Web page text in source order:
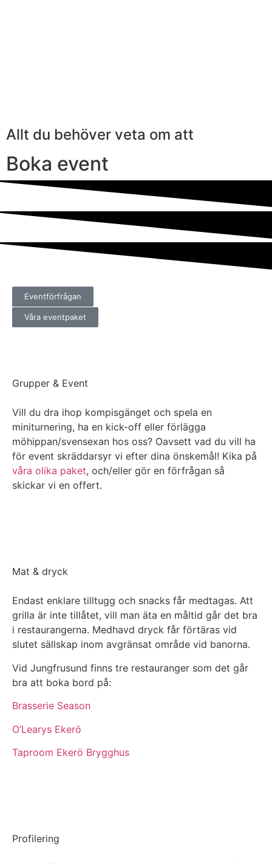
Allt du behöver veta om att
Boka event
Eventförfrågan
Våra eventpaket
Grupper & Event
Vill du dra ihop kompisgänget och spela en
miniturnering, ha en kick-off eller förlägga
möhippan/svensexan hos oss? Oavsett vad du vill ha
för event skräddarsyr vi efter dina önskemål! Kika på
våra olika paket, och/eller gör en förfrågan så
skickar vi en offert.
Mat & dryck​
Endast enklare tilltugg och snacks får medtagas. Att
grilla är inte tillåtet, vill man äta en måltid går det bra
i restaurangerna. Medhavd dryck får förtäras vid
slutet sällskap inom avgränsat område vid banorna.
Vid Jungfrusund finns tre restauranger som det går
bra att boka bord på:
Brasserie Season
O’Learys Ekerö
Taproom Ekerö Brygghus
Profilering